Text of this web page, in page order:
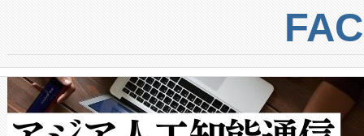
centers. Voltaiqは、ai&のAI
からシステム統合、試運転、
クルの各段階のデータを監視
[…]
トに対して約600メートルに
では、反射率10％のターゲッ
で向上し、最大検知距離は
ットだけで最大1キロメート